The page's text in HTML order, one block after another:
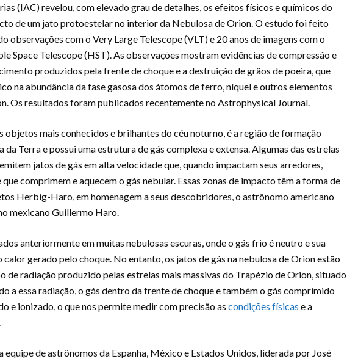
(IAC) revelou, com elevado grau de detalhes, os efeitos físicos e químicos do
de um jato protoestelar no interior da Nebulosa de Orion. O estudo foi feito
observações com o Very Large Telescope (VLT) e 20 anos de imagens com o
Space Telescope (HST). As observações mostram evidências de compressão e
produzidos pela frente de choque e a destruição de grãos de poeira, que
na abundância da fase gasosa dos átomos de ferro, níquel e outros elementos
Os resultados foram publicados recentemente no Astrophysical Journal.
objetos mais conhecidos e brilhantes do céu noturno, é a região de formação
Terra e possui uma estrutura de gás complexa e extensa. Algumas das estrelas
jatos de gás em alta velocidade que, quando impactam seus arredores,
comprimem e aquecem o gás nebular. Essas zonas de impacto têm a forma de
Herbig-Haro, em homenagem a seus descobridores, o astrônomo americano
mexicano Guillermo Haro.
anteriormente em muitas nebulosas escuras, onde o gás frio é neutro e sua
gerado pelo choque. No entanto, os jatos de gás na nebulosa de Orion estão
de radiação produzido pelas estrelas mais massivas do Trapézio de Orion, situado
a essa radiação, o gás dentro da frente de choque e também o gás comprimido
e ionizado, o que nos permite medir com precisão as condições físicas e a
equipe de astrônomos da Espanha, México e Estados Unidos, liderada por José